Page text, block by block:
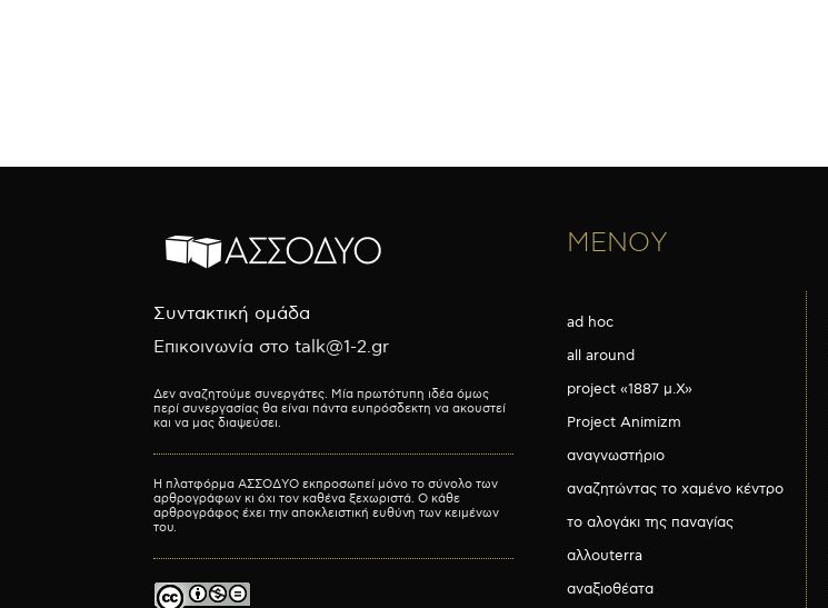
Συντακτική ομάδα
Επικοινωνία στο talk@1-2.gr
Δεν αναζητούμε συνεργάτες. Μία πρωτότυπη ιδέα όμως
περί συνεργασίας θα είναι πάντα ευπρόσδεκτη να ακουστεί
και να μας διαψεύσει.
Η πλατφόρμα ΑΣΣΟΔΥΟ εκπροσωπεί μόνο το σύνολο των
αρθρογράφων κι όχι τον καθένα ξεχωριστά. Ο κάθε
αρθρογράφος έχει την αποκλειστική ευθύνη των κειμένων
του.
ΜΕΝΟΥ
ad hoc
all around
project «1887 μ.Χ»
Project Animizm
αναγνωστήριο
αναζητώντας το χαμένο κέντρο
το αλογάκι της παναγίας
αλλουterra
αναξιοθέατα